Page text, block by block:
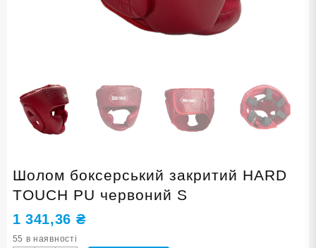
Шолом боксерський закритий HARD
TOUCH PU червоний S
1 341,36 ₴
55 в наявності